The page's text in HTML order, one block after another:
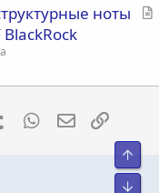
С
ь
ноты
Tumblr WhatsApp